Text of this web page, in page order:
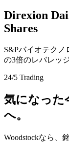
Direxion
Shares
S&Pバイオテク
の3倍のレバレッ
24/5 Trading
気になった
へ。
Woodstockなら、